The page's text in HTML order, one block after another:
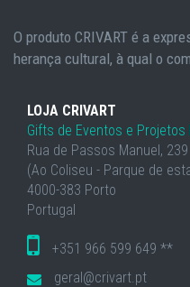
O produto CRIVART é a
herança cultural, à qual o
LOJA CRIVART
Gifts de Eventos e Projetos
Rua de Passos Manuel, 239
(Ao Coliseu - Parque de
4000-383 Porto
Portugal
+351 966 599 649 **
geral@crivart.pt